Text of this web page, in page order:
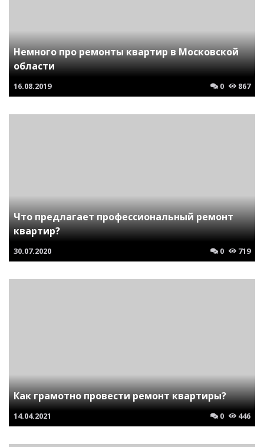
Немного про ремонты квартир в Московской
области
16.08.2019 0 867
Что предлагает профессиональный ремонт
квартир?
30.07.2020 0 719
Как грамотно провести ремонт квартиры?
14.04.2021 0 446